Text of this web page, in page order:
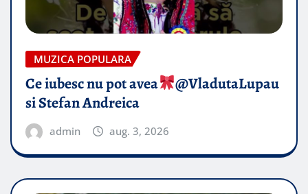
MUZICA POPULARA
Ce iubesc nu pot avea
​@VladutaLupau
si Stefan Andreica
admin aug. 3, 2026